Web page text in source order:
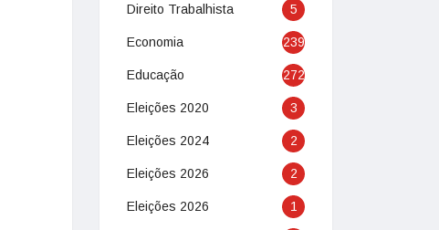
Direito Trabalhista 5
Economia 239
Educação 272
Eleições 2020 3
Eleições 2024 2
Eleições 2026 2
Eleições 2026 1